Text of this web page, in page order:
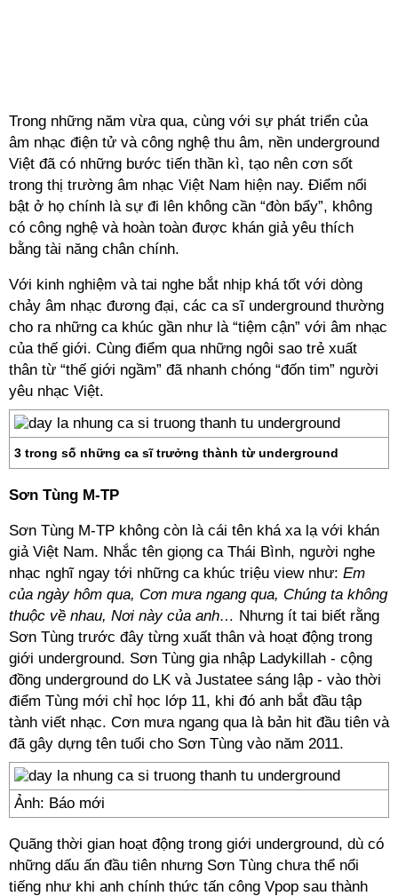
Trong những năm vừa qua, cùng với sự phát triển của
âm nhạc điện tử và công nghệ thu âm, nền underground
Việt đã có những bước tiến thần kì, tạo nên cơn sốt
trong thị trường âm nhạc Việt Nam hiện nay. Điểm nổi
bật ở họ chính là sự đi lên không cần “đòn bẩy”, không
có công nghệ và hoàn toàn được khán giả yêu thích
bằng tài năng chân chính.
Với kinh nghiệm và tai nghe bắt nhịp khá tốt với dòng
chảy âm nhạc đương đại, các ca sĩ underground thường
cho ra những ca khúc gần như là “tiệm cận” với âm nhạc
của thế giới. Cùng điểm qua những ngôi sao trẻ xuất
thân từ “thế giới ngầm” đã nhanh chóng “đốn tim” người
yêu nhạc Việt.
3 trong số những ca sĩ trưởng thành từ underground
Sơn Tùng M-TP
Sơn Tùng M-TP không còn là cái tên khá xa lạ với khán
giả Việt Nam. Nhắc tên giọng ca Thái Bình, người nghe
nhạc nghĩ ngay tới những ca khúc triệu view như: Em
của ngày hôm qua, Cơn mưa ngang qua, Chúng ta không
thuộc về nhau, Nơi này của anh… Nhưng ít tai biết rằng
Sơn Tùng trước đây từng xuất thân và hoạt động trong
giới underground. Sơn Tùng gia nhập Ladykillah - cộng
đồng underground do LK và Justatee sáng lập - vào thời
điểm Tùng mới chỉ học lớp 11, khi đó anh bắt đầu tập
tành viết nhạc. Cơn mưa ngang qua là bản hit đầu tiên và
đã gây dựng tên tuổi cho Sơn Tùng vào năm 2011.
Ảnh: Báo mới
Quãng thời gian hoạt động trong giới underground, dù có
những dấu ấn đầu tiên nhưng Sơn Tùng chưa thể nổi
tiếng như khi anh chính thức tấn công Vpop sau thành